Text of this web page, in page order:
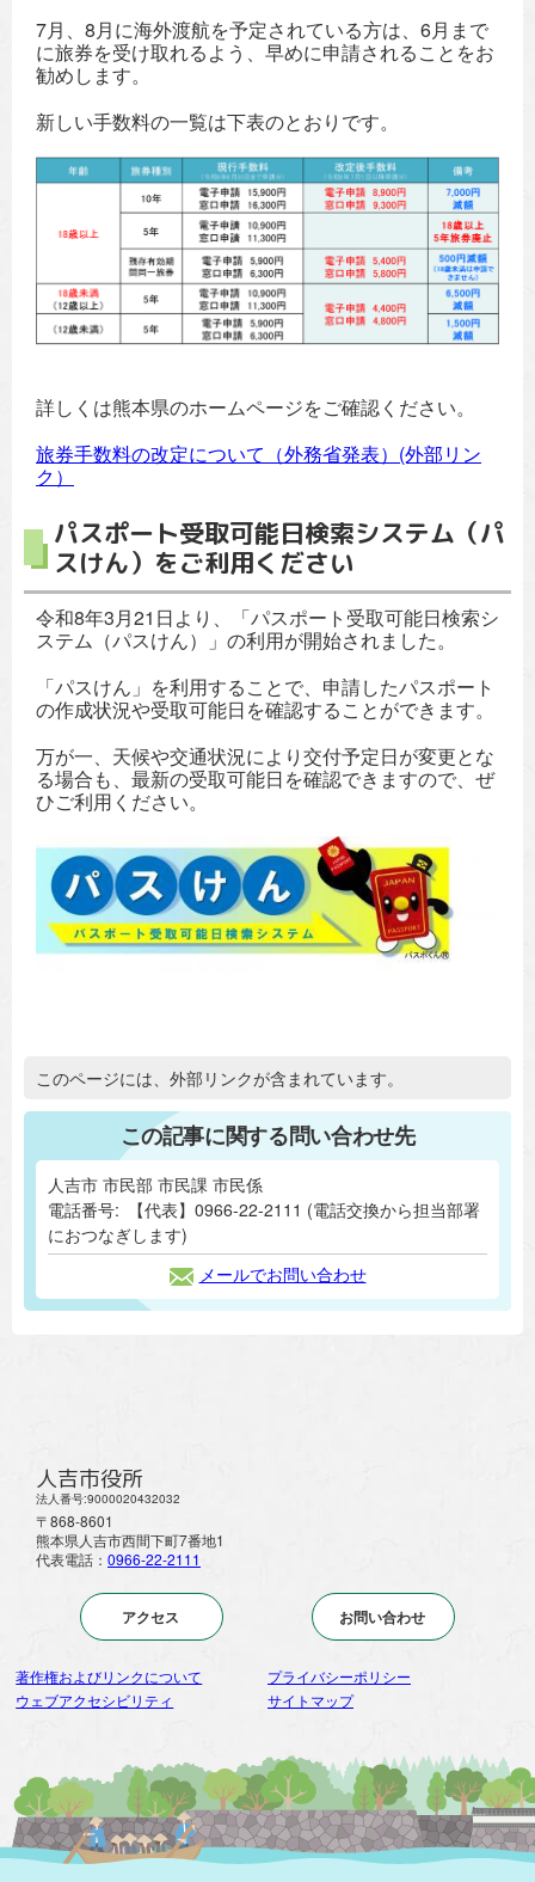
7月、8月に海外渡航を予定されている方は、6月まで
に旅券を受け取れるよう、早めに申請されることをお
勧めします。
新しい手数料の一覧は下表のとおりです。
詳しくは熊本県のホームページをご確認ください。
旅券手数料の改定について（外務省発表）(外部リン
ク）
パスポート受取可能日検索システム（パ
スけん）をご利用ください
令和8年3月21日より、「パスポート受取可能日検索シ
ステム（パスけん）」の利用が開始されました。
「パスけん」を利用することで、申請したパスポート
の作成状況や受取可能日を確認することができます。
万が一、天候や交通状況により交付予定日が変更とな
る場合も、最新の受取可能日を確認できますので、ぜ
ひご利用ください。
追加情報：外部リンク
このページには、外部リンクが含まれています。
この記事に関する問い合わせ先
人吉市 市民部 市民課 市民係
電話番号:
【代表】0966-22-2111 (電話交換から担当部署
におつなぎします)
メールでお問い合わせ
人吉市役所
法人番号:9000020432032
〒868-8601
熊本県人吉市西間下町7番地1
代表電話： 0966-22-2111
アクセス お問い合わせ
著作権およびリンクについて
プライバシーポリシー
ウェブアクセシビリティ
サイトマップ